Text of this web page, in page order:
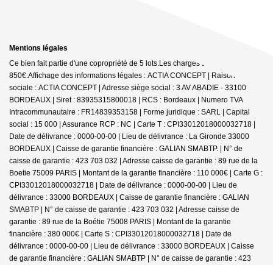
Mentions légales
Ce bien fait partie d'une copropriété de 5 lots.Les charges annuelles sont de
850€.Affichage des informations légales : ACTIA CONCEPT | Raison
sociale : ACTIA CONCEPT | Adresse siège social : 3 AV ABADIE - 33100
BORDEAUX | Siret : 83935315800018 | RCS : Bordeaux | Numero TVA
Intracommunautaire : FR14839353158 | Forme juridique : SARL | Capital
social : 15 000 | Assurance RCP : NC | Carte T : CPI33012018000032718 |
Date de délivrance : 0000-00-00 | Lieu de délivrance : La Gironde 33000
BORDEAUX | Caisse de garantie financière : GALIAN SMABTP. | N° de
caisse de garantie : 423 703 032 | Adresse caisse de garantie : 89 rue de la
Boetie 75009 PARIS | Montant de la garantie financière : 110 000€ | Carte G :
CPI33012018000032718 | Date de délivrance : 0000-00-00 | Lieu de
délivrance : 33000 BORDEAUX | Caisse de garantie financière : GALIAN
SMABTP | N° de caisse de garantie : 423 703 032 | Adresse caisse de
garantie : 89 rue de la Boétie 75008 PARIS | Montant de la garantie
financière : 380 000€ | Carte S : CPI33012018000032718 | Date de
délivrance : 0000-00-00 | Lieu de délivrance : 33000 BORDEAUX | Caisse
de garantie financière : GALIAN SMABTP | N° de caisse de garantie : 423